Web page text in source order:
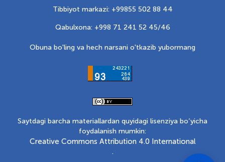
Tibbiyot markazi: +99855 502 88 44
Qabulxona: +998 71 241 52 45/46
Obuna bo'ling va hech narsani o'tkazib yubormang
Saytdagi barcha materiallardan quyidagi lisenziya bo‘yicha
foydalanish mumkin:
Creative Commons Attribution 4.0 International
.